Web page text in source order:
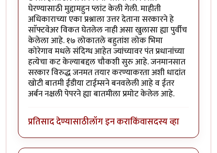
घेरण्यासाठी मुद्दामहुन प्लांट केली गेली. माहीती
अधिकाराच्या एका प्रश्नाला उत्तर देताना सरकारने हे
साॅफ्टवेअर विकत घेतलेल नाही असा खुलासा ह्या पुर्वीच
केलेला आहे. १७ लोकातले बहुतांश लोक भिमा
कोरेगाव मधले संदिग्ध आहेत ज्यांच्यावर पंत प्रधानांच्या
हत्येचा कट केल्याबद्दल चौकशी सुरु आहे. जनमानसात
सरकार विरुद्ध जनमत तयार करण्याकरता अशी धादांत
खोटी बातमी ईंडीया टाईम्सने बनवलेली आहे व ईतर
अर्बन नक्षली पेपरने ह्या बातमीला प्रमोट केलेल आहे.
प्रतिसाद देण्यासाठीलॉग इन कराकिंवासदस्य व्हा